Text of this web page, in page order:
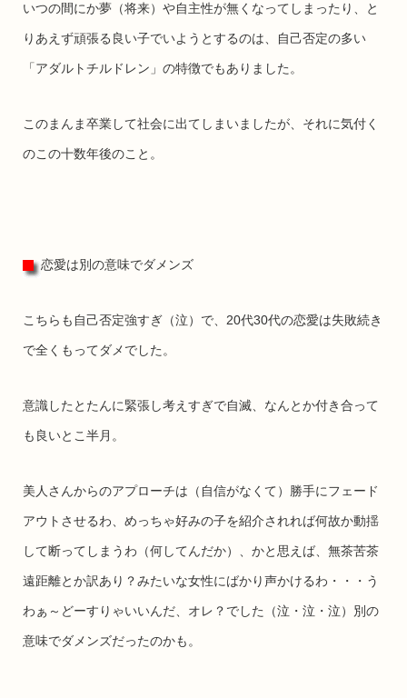
いつの間にか夢（将来）や自主性が無くなってしまったり、と
りあえず頑張る良い子でいようとするのは、自己否定の多い
「アダルトチルドレン」の特徴でもありました。
このまんま卒業して社会に出てしまいましたが、それに気付く
のこの十数年後のこと。
恋愛は別の意味でダメンズ
こちらも自己否定強すぎ（泣）で、20代30代の恋愛は失敗続き
で全くもってダメでした。
意識したとたんに緊張し考えすぎで自滅、なんとか付き合って
も良いとこ半月。
美人さんからのアプローチは（自信がなくて）勝手にフェード
アウトさせるわ、めっちゃ好みの子を紹介されれば何故か動揺
して断ってしまうわ（何してんだか）、かと思えば、無茶苦茶
遠距離とか訳あり？みたいな女性にばかり声かけるわ・・・う
わぁ～どーすりゃいいんだ、オレ？でした（泣・泣・泣）別の
意味でダメンズだったのかも。